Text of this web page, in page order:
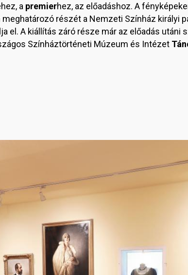
a premierhez, az előadáshoz. A
részét a Nemzeti Színház királyi
el. A kiállítás záró része már az előadás utáni
Színháztörténeti Múzeum és Intézet